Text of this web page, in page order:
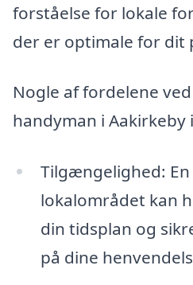
forståelse for lokale
der er optimale for dit
Nogle af fordelene
handyman i Aakirkeby
Tilgængelighed:
lokalområdet kan
din tidsplan og
på dine